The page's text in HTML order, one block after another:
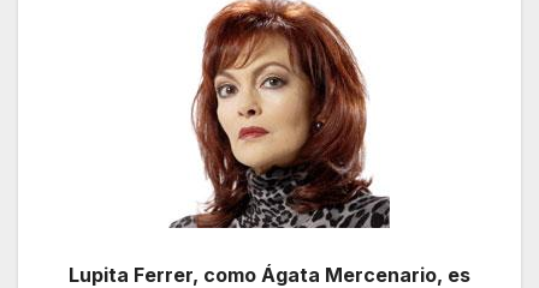
Lupita Ferrer, como Ágata Mercenario, es